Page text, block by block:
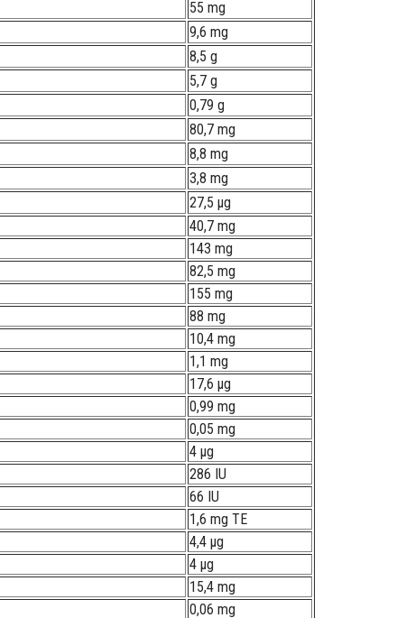
55 mg
9,6 mg
8,5 g
5,7 g
0,79 g
80,7 mg
8,8 mg
3,8 mg
27,5 µg
40,7 mg
143 mg
82,5 mg
155 mg
88 mg
10,4 mg
1,1 mg
17,6 µg
0,99 mg
0,05 mg
4 µg
286 IU
66 IU
1,6 mg TE
4,4 µg
4 µg
15,4 mg
0,06 mg